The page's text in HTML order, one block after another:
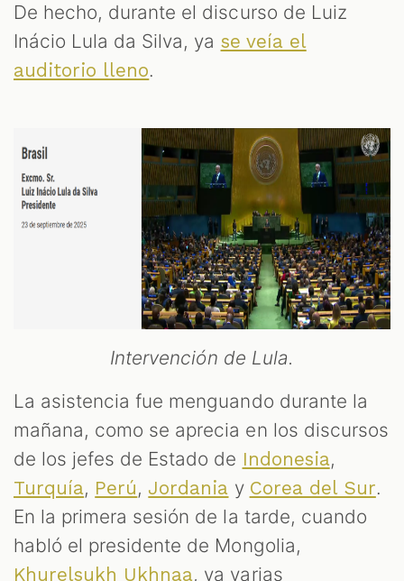
De hecho, durante el discurso de Luiz
Inácio Lula da Silva, ya se veía el
auditorio lleno.
Intervención de Lula.
La asistencia fue menguando durante la
mañana, como se aprecia en los discursos
de los jefes de Estado de Indonesia,
Turquía, Perú, Jordania y Corea del Sur.
En la primera sesión de la tarde, cuando
habló el presidente de Mongolia,
Khurelsukh Ukhnaa, ya varias